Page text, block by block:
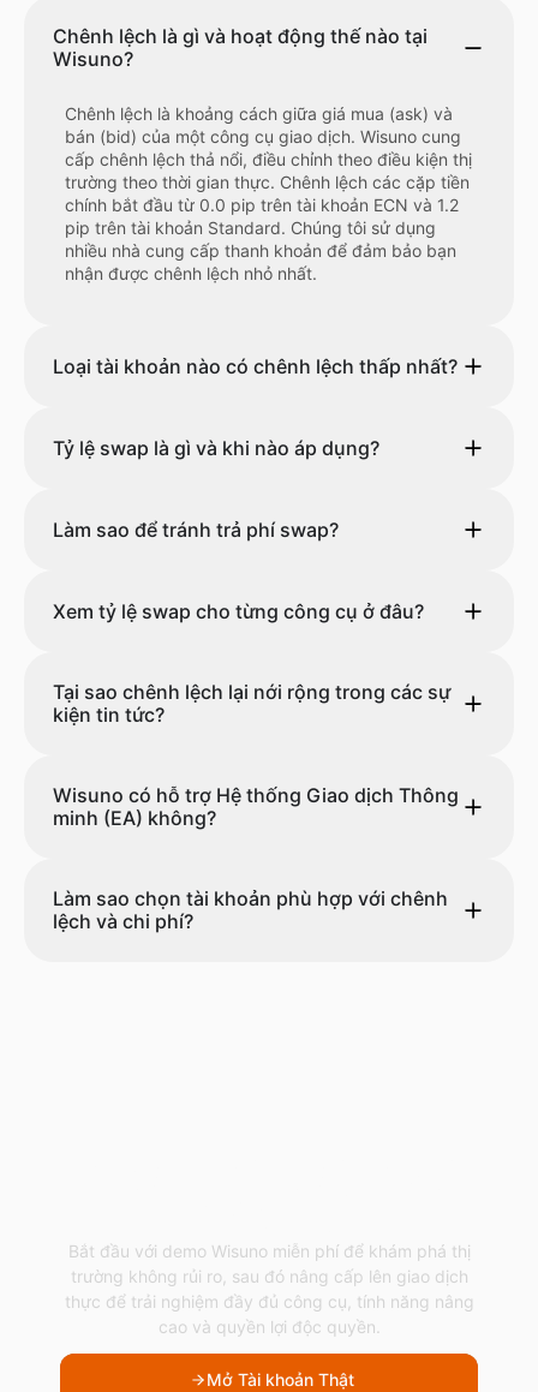
Chênh lệch là gì và hoạt động thế nào tại
Wisuno?
Chênh lệch là khoảng cách giữa giá mua (ask) và
bán (bid) của một công cụ giao dịch. Wisuno cung
cấp chênh lệch thả nổi, điều chỉnh theo điều kiện thị
trường theo thời gian thực. Chênh lệch các cặp tiền
chính bắt đầu từ 0.0 pip trên tài khoản ECN và 1.2
pip trên tài khoản Standard. Chúng tôi sử dụng
nhiều nhà cung cấp thanh khoản để đảm bảo bạn
nhận được chênh lệch nhỏ nhất.
Loại tài khoản nào có chênh lệch thấp nhất?
Tỷ lệ swap là gì và khi nào áp dụng?
Làm sao để tránh trả phí swap?
Xem tỷ lệ swap cho từng công cụ ở đâu?
Tại sao chênh lệch lại nới rộng trong các sự
kiện tin tức?
Wisuno có hỗ trợ Hệ thống Giao dịch Thông
minh (EA) không?
Làm sao chọn tài khoản phù hợp với chênh
lệch và chi phí?
Bắt đầu với demo Wisuno miễn phí để khám phá thị
trường không rủi ro, sau đó nâng cấp lên giao dịch
thực để trải nghiệm đầy đủ công cụ, tính năng nâng
cao và quyền lợi độc quyền.
Mở Tài khoản Thật